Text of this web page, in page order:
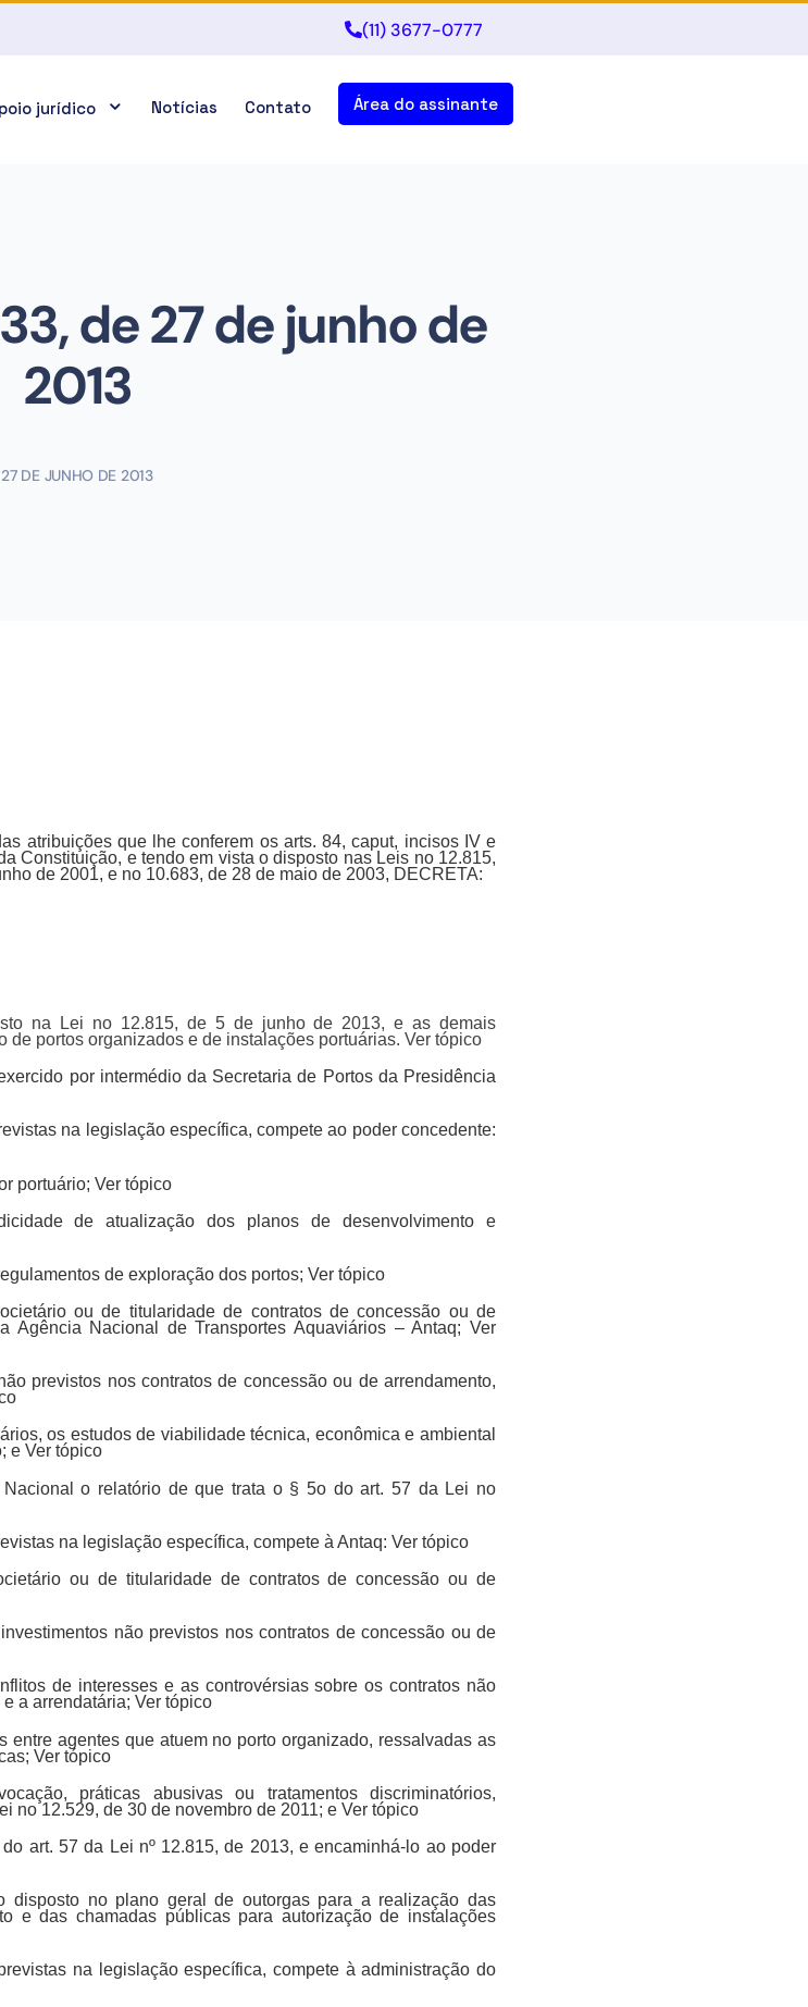
(11) 3677-0777
jurídico Notícias Contato Área do assinante
de 27 de junho de
2013
27 DE JUNHO DE 2013
atribuições que lhe conferem os arts. 84, caput, incisos IV e
da Constituição, e tendo em vista o disposto nas Leis no 12.815,
de 2001, e no 10.683, de 28 de maio de 2003, DECRETA:
na Lei no 12.815, de 5 de junho de 2013, e as demais
portos organizados e de instalações portuárias. Ver tópico
por intermédio da Secretaria de Portos da Presidência
na legislação específica, compete ao poder concedente:
portuário; Ver tópico
de atualização dos planos de desenvolvimento e
de exploração dos portos; Ver tópico
ou de titularidade de contratos de concessão ou de
Agência Nacional de Transportes Aquaviários – Antaq; Ver
previstos nos contratos de concessão ou de arrendamento,
os estudos de viabilidade técnica, econômica e ambiental
e Ver tópico
o relatório de que trata o § 5o do art. 57 da Lei no
na legislação específica, compete à Antaq: Ver tópico
ou de titularidade de contratos de concessão ou de
não previstos nos contratos de concessão ou de
de interesses e as controvérsias sobre os contratos não
a arrendatária; Ver tópico
entre agentes que atuem no porto organizado, ressalvadas as
Ver tópico
práticas abusivas ou tratamentos discriminatórios,
no 12.529, de 30 de novembro de 2011; e Ver tópico
art. 57 da Lei nº 12.815, de 2013, e encaminhá-lo ao poder
disposto no plano geral de outorgas para a realização das
e das chamadas públicas para autorização de instalações
na legislação específica, compete à administração do